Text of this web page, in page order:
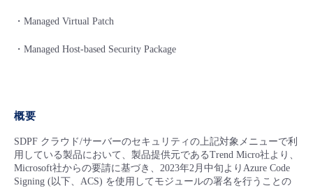
- Flexible InterConnect
- Flexible Remote Access
- その他
・Managed Virtual Patch
・Managed Host-based Security Package
概要
SDPF クラウド/サーバーのセキュリティの上記対象メニューで利
用している製品において、製品提供元であるTrend Micro社より、
Microsoft社からの要請に基づき、2023年2月中旬よりAzure Code
Signing (以下、ACS) を使用してモジュールの署名を行うことの